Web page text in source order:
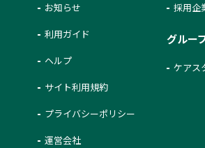
お知らせ
利用ガイド
ヘルプ
サイト利用規約
プライバシーポリシー
運営会社
採用企
グルー
ケアス